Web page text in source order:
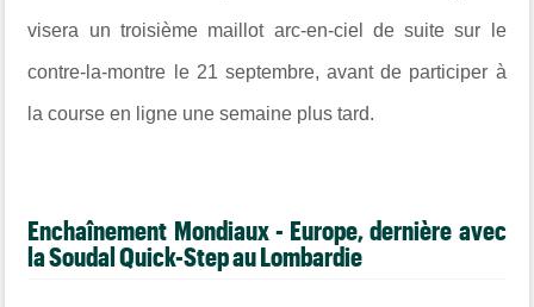
visera un troisième maillot arc-en-ciel de suite sur le
contre-la-montre le 21 septembre, avant de participer à
la course en ligne une semaine plus tard.
Enchaînement Mondiaux - Europe, dernière avec
la Soudal Quick-Step au Lombardie